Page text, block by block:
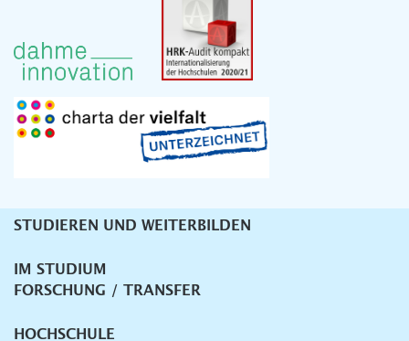
Unternavigation
STUDIEREN UND WEITERBILDEN
IM STUDIUM
FORSCHUNG / TRANSFER
HOCHSCHULE